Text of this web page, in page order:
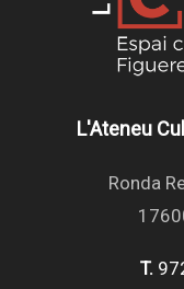
L'Ateneu
Ronda
T.